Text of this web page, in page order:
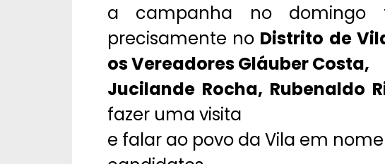
a campanha no domingo
precisamente no Distrito de
os Vereadores Gláuber Costa,
Jucilande Rocha, Rubenaldo
fazer uma visita
e falar ao povo da Vila em